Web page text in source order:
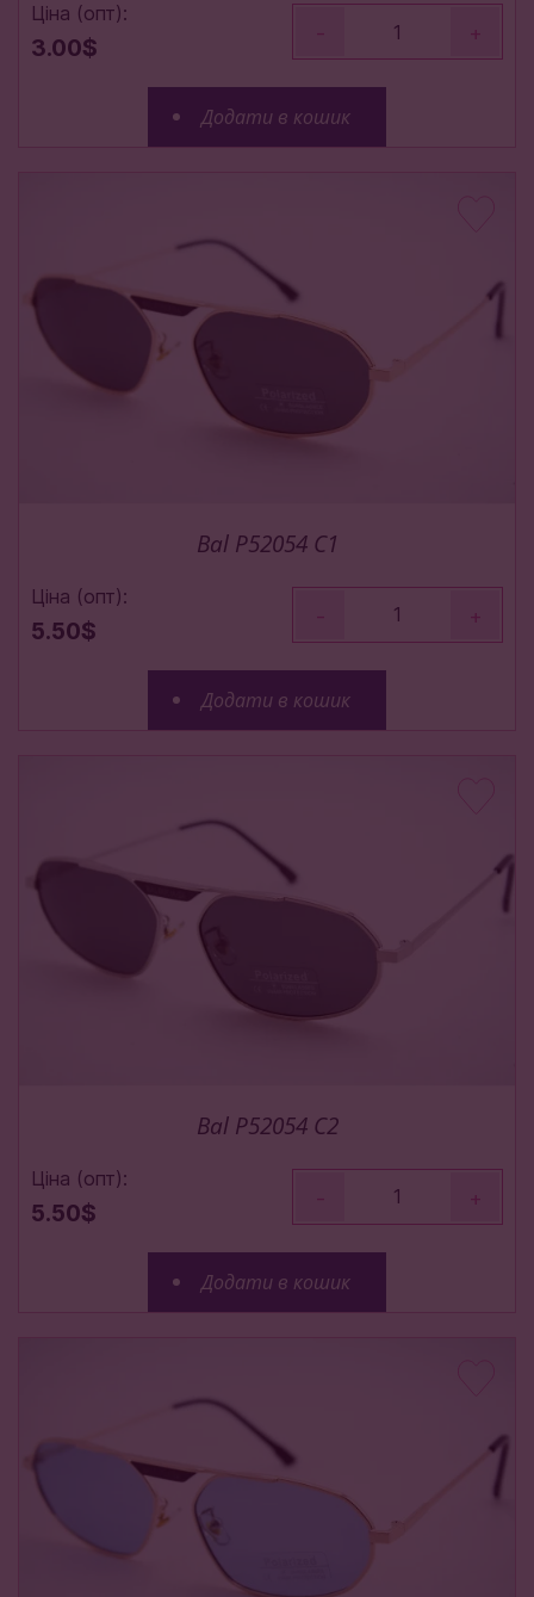
Ціна (опт):
3.00$
- +
Додати в кошик
Bal P52054 C1
Ціна (опт):
5.50$
- +
Додати в кошик
Bal P52054 C2
Ціна (опт):
5.50$
- +
Додати в кошик